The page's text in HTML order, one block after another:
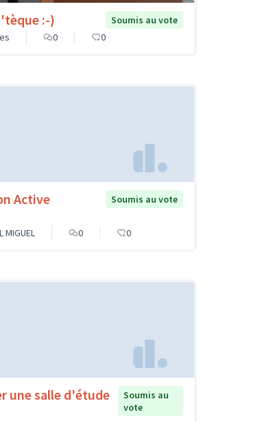
:-)
Soumis au vote
0 0
Active Soumis au vote
MIGUEL 0 0
une salle d'étude
Soumis au
vote